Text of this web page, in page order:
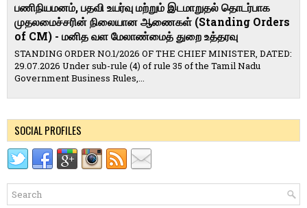
பணிநியமனம், பதவி உயர்வு மற்றும் இடமாறுதல் தொடர்பாக
முதலமைச்சரின் நிலையான ஆணைகள் (Standing Orders
of CM) - மனித வள மேலாண்மைத் துறை உத்தரவு
STANDING ORDER NO.1/2026 OF THE CHIEF MINISTER, DATED:
29.07.2026 Under sub-rule (4) of rule 35 of the Tamil Nadu
Government Business Rules,...
SOCIAL PROFILES